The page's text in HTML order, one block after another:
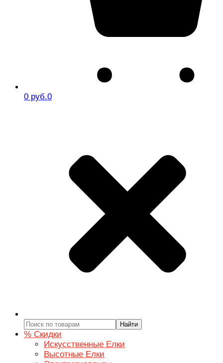
0 руб.0
Найти
% Скидки
Искусственные Елки
Высотные Елки